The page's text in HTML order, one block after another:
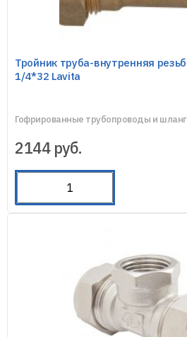
Тройник труба-внутренняя
1/4*32 Lavita
Гофрированные трубопроводы и
2144 руб.